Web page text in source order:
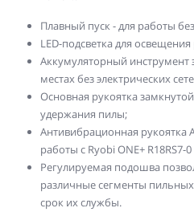
Плавный пуск - для работы
LED-подсветка для
Аккумуляторный инструмент
местах без электрических
Основная рукоятка
удержания пилы;
Антивибрационная рукоятка
работы с Ryobi ONE+ R18RS7-
Регулируемая подошва
различные сегменты
срок их службы.